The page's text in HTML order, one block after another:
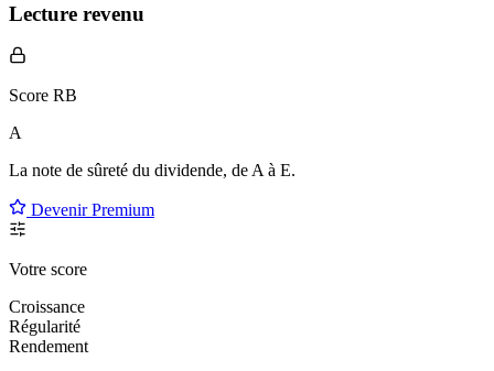
Lecture revenu
Score RB
A
La note de sûreté du dividende, de A à E.
Devenir Premium
Votre score
Croissance
Régularité
Rendement